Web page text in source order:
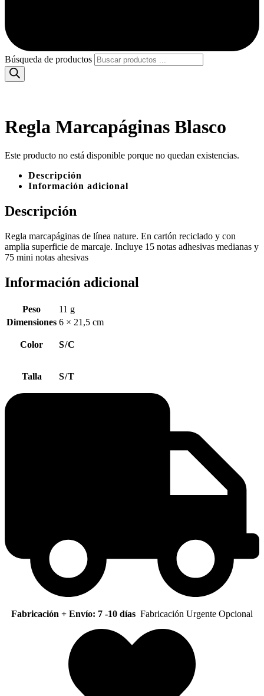
Búsqueda de productos
Regla Marcapáginas Blasco
Este producto no está disponible porque no quedan existencias.
Descripción
Información adicional
Descripción
Regla marcapáginas de línea nature. En cartón reciclado y con
amplia superficie de marcaje. Incluye 15 notas adhesivas medianas y
75 mini notas ahesivas
Información adicional
Peso
11 g
Dimensiones 6 × 21,5 cm
Color S/C
Talla S/T
Fabricación + Envío: 7 -10 días Fabricación Urgente Opcional